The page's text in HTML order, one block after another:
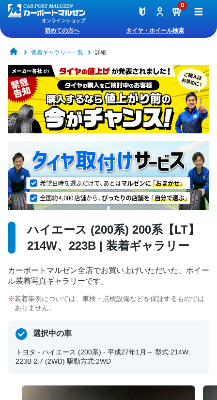
オンラインショップ
0
初めての方へ タイヤ・ホイール検索
装着ギャラリー一覧 詳細
ハイエース (200系) 200系【LT】
214W、223B | 装着ギャラリー
カーポートマルゼン全店でお買い上げいただいた、ホイー
ル装着写真ギャラリーです。
装着事例については、車検・点検設備などを保証するものでは
ありません。
選択中の車
トヨタ - ハイエース (200系) - 平成27年1月～ 型式:214W、
223B 2.7 (2WD) 駆動方式:2WD